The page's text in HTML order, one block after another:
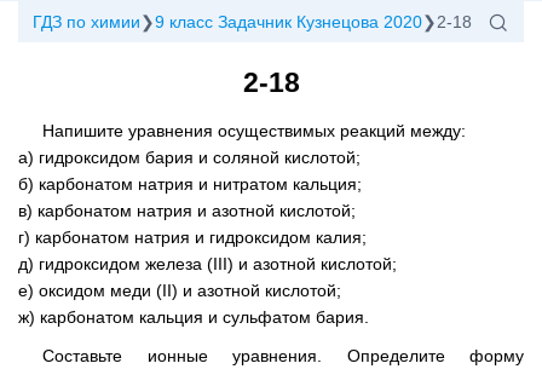
ГДЗ по химии 9 класс Задачник Кузнецова 2020 2-18
2-18
Напишите уравнения осуществимых реакций между:
а) гидроксидом бария и соляной кислотой;
б) карбонатом натрия и нитратом кальция;
в) карбонатом натрия и азотной кислотой;
г) карбонатом натрия и гидроксидом калия;
д) гидроксидом железа (III) и азотной кислотой;
е) оксидом меди (II) и азотной кислотой;
ж) карбонатом кальция и сульфатом бария.
Составьте ионные уравнения. Определите форму